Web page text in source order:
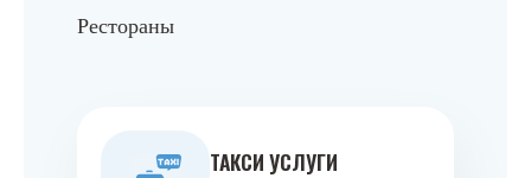
Рестораны
ТАКСИ УСЛУГИ